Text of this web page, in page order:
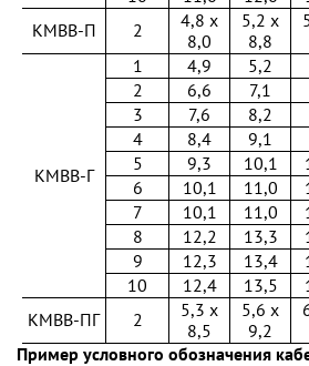
КМВВ-П
2
4,8 х
8,0
5,2 х
8,8
КМВВ-Г
1 4,9 5,2
2
6,6 7,1
3
7,6 8,2
4
8,4 9,1
5
9,3 10,1
6
10,1 11,0
7
10,1 11,0
8
12,2 13,3
9
12,3 13,4
10
12,4 13,5
КМВВ-ПГ
2
5,3 х
8,5
5,6 х
9,2
Пример условного обозначения